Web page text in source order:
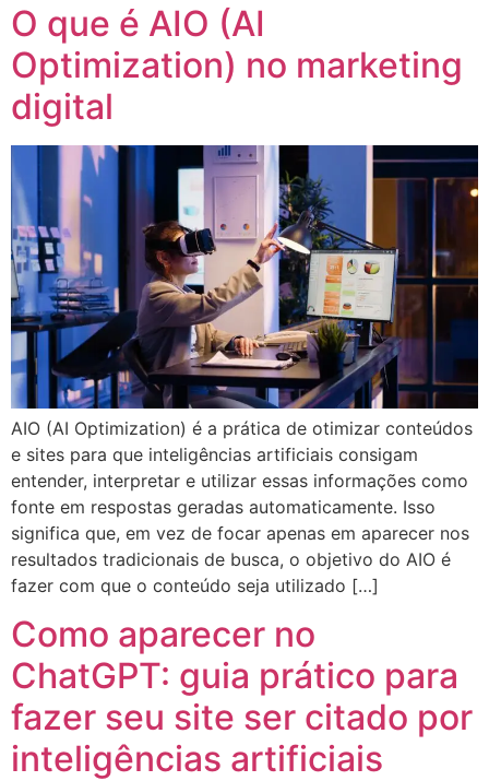
O que é AIO (AI
Optimization) no marketing
digital
AIO (AI Optimization) é a prática de otimizar conteúdos
e sites para que inteligências artificiais consigam
entender, interpretar e utilizar essas informações como
fonte em respostas geradas automaticamente. Isso
significa que, em vez de focar apenas em aparecer nos
resultados tradicionais de busca, o objetivo do AIO é
fazer com que o conteúdo seja utilizado […]
Como aparecer no
ChatGPT: guia prático para
fazer seu site ser citado por
inteligências artificiais